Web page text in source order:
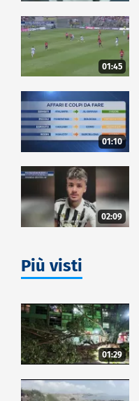
01:45
01:10
02:09
Più visti
01:29